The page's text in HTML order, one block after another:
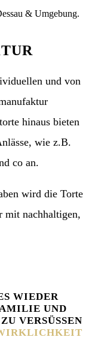
& Umgebung.
und von
hinaus bieten
wie z.B.
co an.
wird die Torte
mit nachhaltigen,
WIEDER
UND
VERSÜSSEN